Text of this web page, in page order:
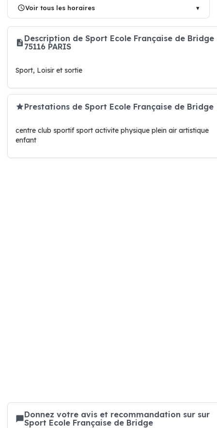
Voir tous les horaires
Description de Sport Ecole Française de Bridge
75116 PARIS
Sport, Loisir et sortie
Prestations de Sport Ecole Française de Bridge
centre club sportif sport activite physique plein air artistique
enfant
Donnez votre avis et recommandation sur sur
Sport Ecole Française de Bridge